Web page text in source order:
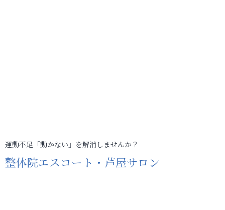
運動不足「動かない」を解消しませんか？
整体院エスコート・芦屋サロン